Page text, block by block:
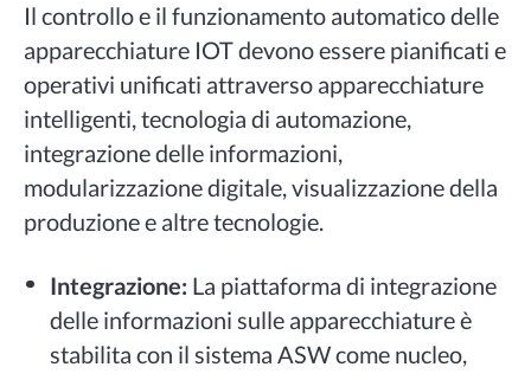
Il controllo e il funzionamento automatico delle
apparecchiature IOT devono essere pianificati e
operativi unificati attraverso apparecchiature
intelligenti, tecnologia di automazione,
integrazione delle informazioni,
modularizzazione digitale, visualizzazione della
produzione e altre tecnologie.
Integrazione: La piattaforma di integrazione
delle informazioni sulle apparecchiature è
stabilita con il sistema ASW come nucleo,